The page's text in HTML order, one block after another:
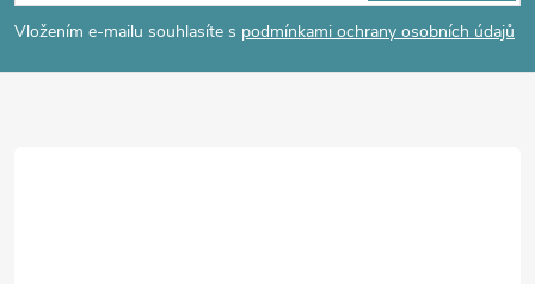
p
a
Vložením e-mailu souhlasíte s podmínkami ochrany osobních údajů